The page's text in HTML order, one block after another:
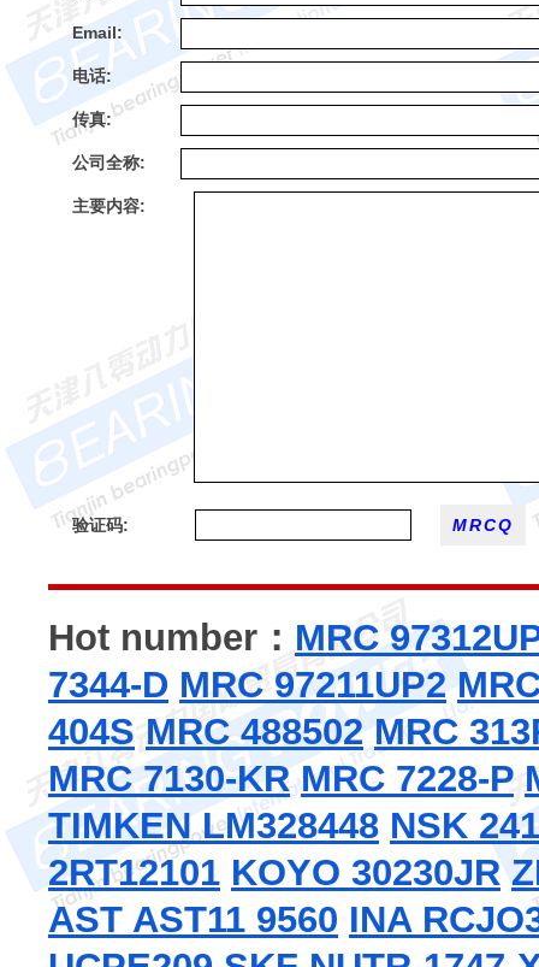
Email:
电话:
传真:
公司全称:
主要内容:
验证码:
Hot number： MRC
7344-D MRC 97211UP2
404S MRC 488502 MRC
MRC 7130-KR MRC 7228-P
TIMKEN LM328448 NSK
2RT12101 KOYO 30230JR
AST AST11 9560 INA